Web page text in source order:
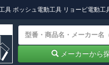
具 ボッシュ電動工具 リョービ電動工
メーカーから